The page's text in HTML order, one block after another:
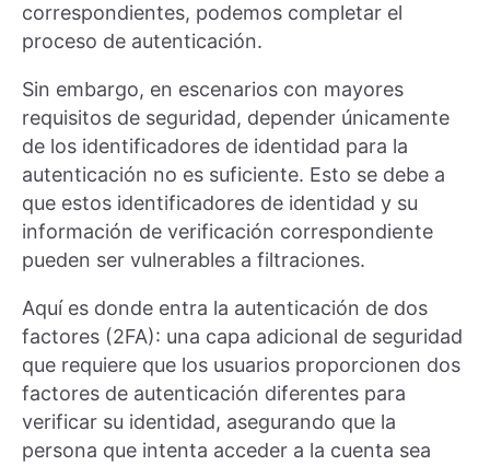
correspondientes, podemos completar el
proceso de autenticación.
Sin embargo, en escenarios con mayores
requisitos de seguridad, depender únicamente
de los identificadores de identidad para la
autenticación no es suficiente. Esto se debe a
que estos identificadores de identidad y su
información de verificación correspondiente
pueden ser vulnerables a filtraciones.
Aquí es donde entra la autenticación de dos
factores (2FA): una capa adicional de seguridad
que requiere que los usuarios proporcionen dos
factores de autenticación diferentes para
verificar su identidad, asegurando que la
persona que intenta acceder a la cuenta sea